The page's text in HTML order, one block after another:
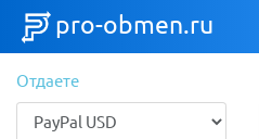
pro-obmen.ru
Отдаете